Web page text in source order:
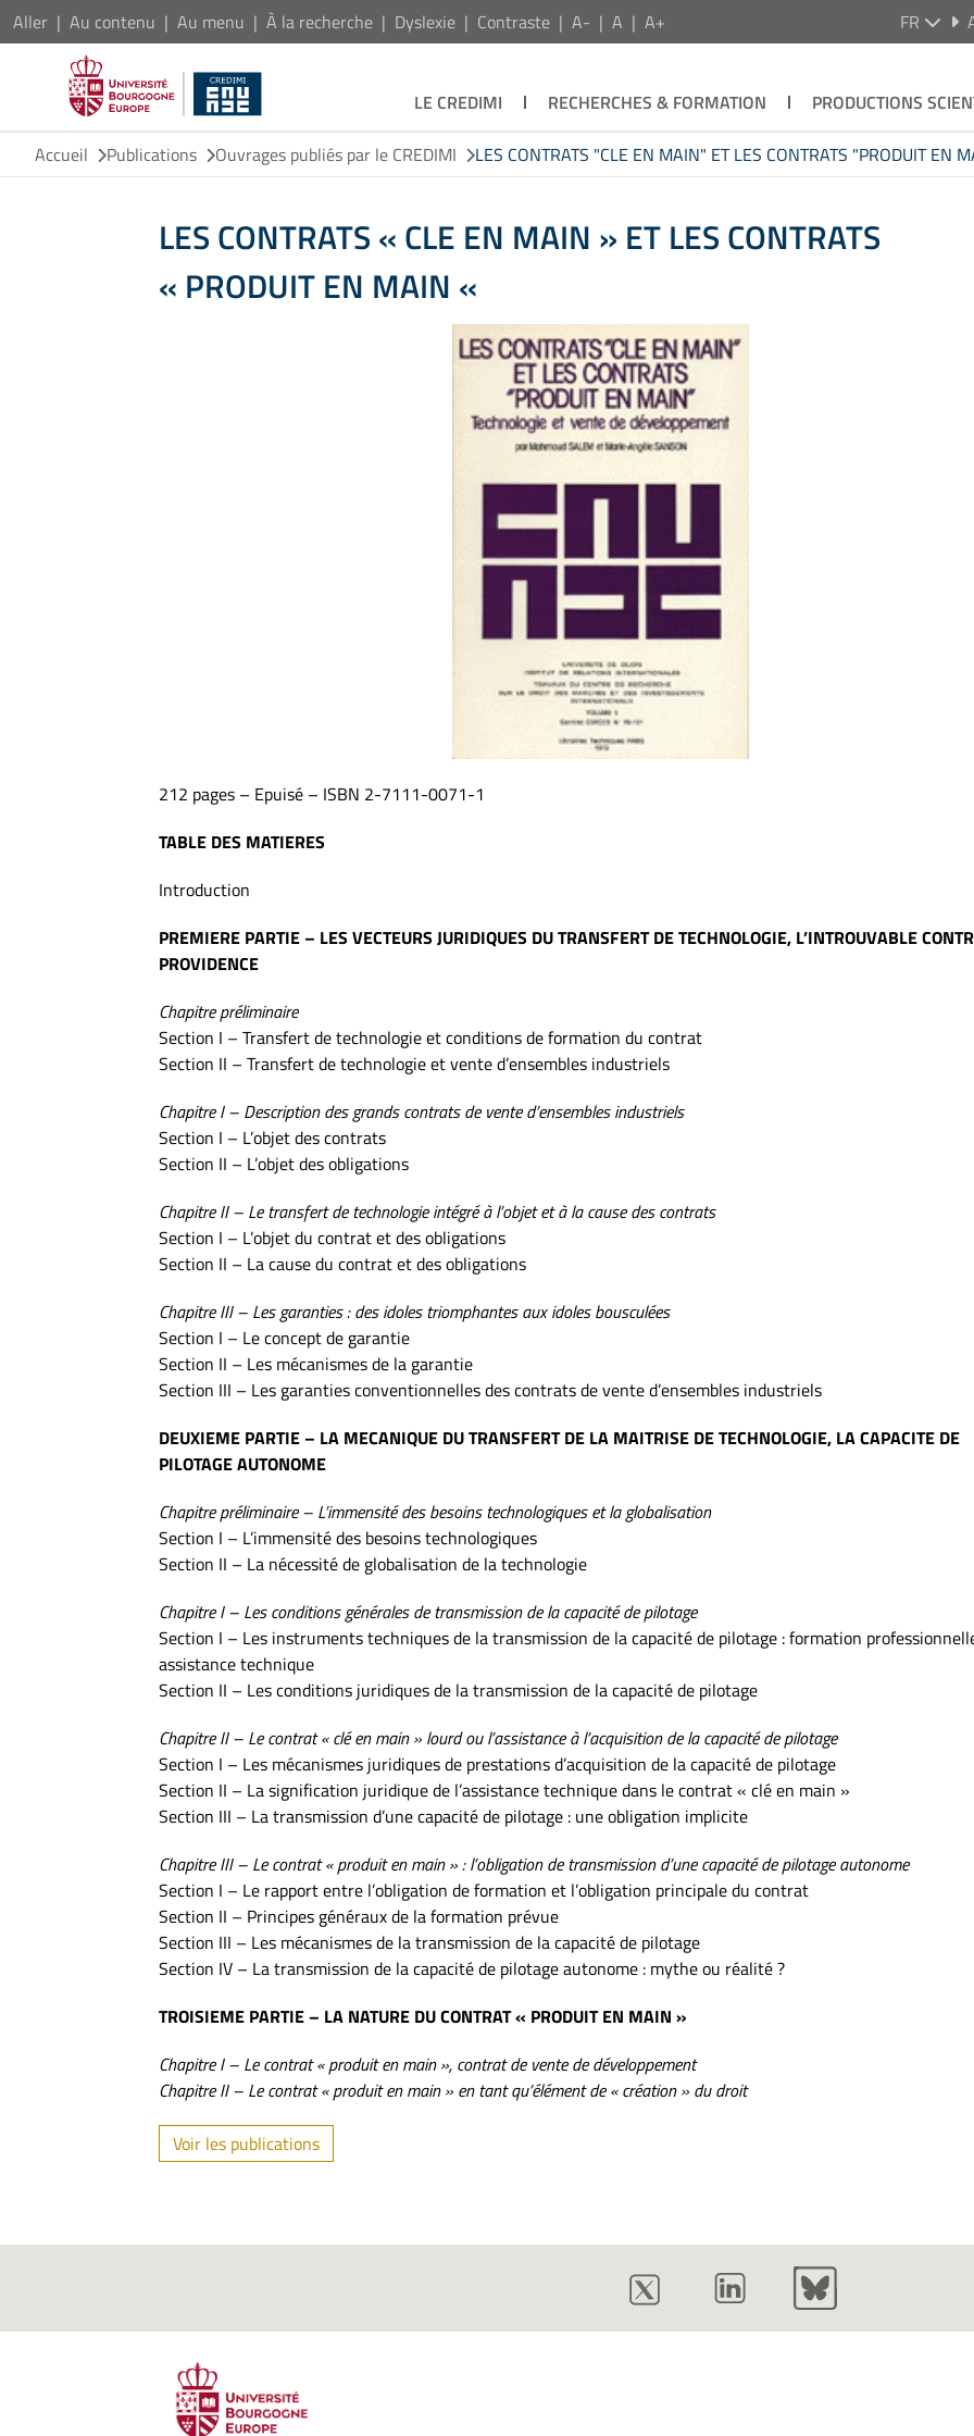
Aller Au contenu Au menu À la recherche Dyslexie Contraste A- A A+ FR
LE CREDIMI RECHERCHES & FORMATION
PRODUCTIONS
Accueil
Publications Ouvrages publiés par le CREDIMI LES CONTRATS "CLE EN MAIN" ET LES CONTRATS "PRODUIT EN
LES CONTRATS « CLE EN MAIN » ET LES CONTRATS
« PRODUIT EN MAIN «
212 pages – Epuisé – ISBN 2-7111-0071-1
TABLE DES MATIERES
Introduction
PREMIERE PARTIE – LES VECTEURS JURIDIQUES DU TRANSFERT DE TECHNOLOGIE, L’INTROUVABLE
PROVIDENCE
Chapitre préliminaire
Section I – Transfert de technologie et conditions de formation du contrat
Section II – Transfert de technologie et vente d’ensembles industriels
Chapitre I – Description des grands contrats de vente d’ensembles industriels
Section I – L’objet des contrats
Section II – L’objet des obligations
Chapitre II – Le transfert de technologie intégré à l’objet et à la cause des contrats
Section I – L’objet du contrat et des obligations
Section II – La cause du contrat et des obligations
Chapitre III – Les garanties : des idoles triomphantes aux idoles bousculées
Section I – Le concept de garantie
Section II – Les mécanismes de la garantie
Section III – Les garanties conventionnelles des contrats de vente d’ensembles industriels
DEUXIEME PARTIE – LA MECANIQUE DU TRANSFERT DE LA MAITRISE DE TECHNOLOGIE, LA CAPACITE DE
PILOTAGE AUTONOME
Chapitre préliminaire – L’immensité des besoins technologiques et la globalisation
Section I – L’immensité des besoins technologiques
Section II – La nécessité de globalisation de la technologie
Chapitre I – Les conditions générales de transmission de la capacité de pilotage
Section I – Les instruments techniques de la transmission de la capacité de pilotage : formation
assistance technique
Section II – Les conditions juridiques de la transmission de la capacité de pilotage
Chapitre II – Le contrat « clé en main » lourd ou l’assistance à l’acquisition de la capacité de pilotage
Section I – Les mécanismes juridiques de prestations d’acquisition de la capacité de pilotage
Section II – La signification juridique de l’assistance technique dans le contrat « clé en main »
Section III – La transmission d’une capacité de pilotage : une obligation implicite
Chapitre III – Le contrat « produit en main » : l’obligation de transmission d’une capacité de pilotage autonome
Section I – Le rapport entre l’obligation de formation et l’obligation principale du contrat
Section II – Principes généraux de la formation prévue
Section III – Les mécanismes de la transmission de la capacité de pilotage
Section IV – La transmission de la capacité de pilotage autonome : mythe ou réalité ?
TROISIEME PARTIE – LA NATURE DU CONTRAT « PRODUIT EN MAIN »
Chapitre I – Le contrat « produit en main », contrat de vente de développement
Chapitre II – Le contrat « produit en main » en tant qu’élément de « création » du droit
Voir les publications